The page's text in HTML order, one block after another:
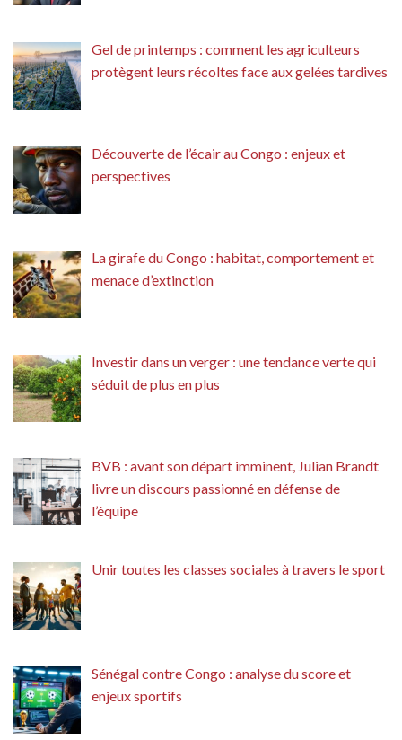
Gel de printemps : comment les agriculteurs
protègent leurs récoltes face aux gelées tardives
Découverte de l’écair au Congo : enjeux et
perspectives
La girafe du Congo : habitat, comportement et
menace d’extinction
Investir dans un verger : une tendance verte qui
séduit de plus en plus
BVB : avant son départ imminent, Julian Brandt
livre un discours passionné en défense de
l’équipe
Unir toutes les classes sociales à travers le sport
Sénégal contre Congo : analyse du score et
enjeux sportifs